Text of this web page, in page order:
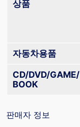
상품
자동차용품
CD/DVD/GAME/
BOOK
판매자 정보